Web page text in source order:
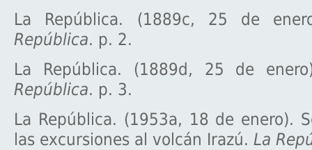
La República. (1889c, 25 de
República. p. 2.
La República. (1889d, 25 de
República. p. 3.
La República. (1953a, 18 de enero).
las excursiones al volcán Irazú. La